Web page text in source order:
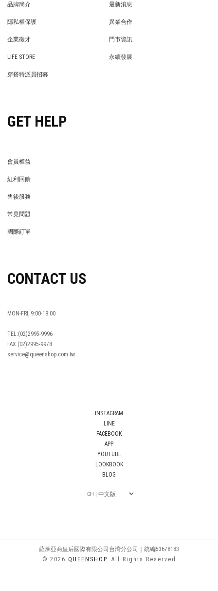
品牌簡介
最新消息
隱私權保護
異業合作
企業徵才
門市資訊
LIFE STORE
永續發展
穿搭特派員招募
GET HELP
會員權益
紅利回饋
售後服務
常見問題
國際訂單
CONTACT US
MON-FRI, 9:00-18:00
TEL:(02)2995-9996
FAX:(02)2995-9978
service@queenshop.com.tw
INSTAGRAM
LINE
FACEBOOK
APP
YOUTUBE
LOOKBOOK
BLOG
薩摩亞商皇后國際有限公司台灣分公司｜統編53678183
© 2026 QUEENSHOP. All Rights Reserved